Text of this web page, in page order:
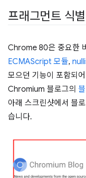
프래그먼트 식
Chrome 80은 중요한
ECMAScript 모듈,
모으던 기능이 포함되
Chromium 블로그의
아래 스크린샷에서 블
습니다.